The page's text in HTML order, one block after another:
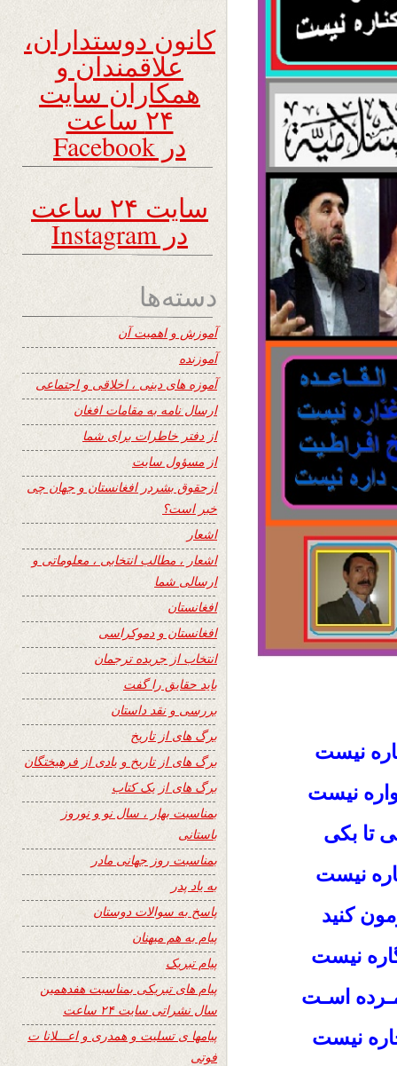
نیست
نیست
تا بکی
نیست
کنید
نیست
اسـت
نیست
کانون دوستداران،
علاقمندان و
همکاران سایت
۲۴ ساعت
در Facebook
سایت ۲۴ ساعت
در Instagram
دسته‌ها
آموزش و اهمیت آن
آموزنده
آموزه های دینی ، اخلاقی و اجتماعی
ارسال نامه به مقامات افغان
از دفتر خاطرات برای شما
از مسؤول سایت
ازحقوق بشردر افغانستان و جهان چی
خبر است؟
اشعار
اشعار ، مطالب انتخابی ، معلوماتی و
ارسالی شما
افغانستان
افغانستان و دموکراسی
انتخاب از جریده ترجمان
باید حقایق را گفت
بررسی و نقد داستان
برگ های از تاریخ
برگ های از تاریخ و یادی از فرهیختگان
برگ های از یک کتاب
بمناسبت بهار ، سال نو و نوروز
باستانی
بمناسبت روز جهانی مادر
به یاد پدر
پاسخ به سوالات دوستان
پیام به هم میهنان
پیام تبریک
پیام های تبریکی بمناسبت هفدهمین
سال نشراتی سایت ۲۴ ساعت
پیامها ی تسلیت و همدری و اعـــلانا ت
فوتی